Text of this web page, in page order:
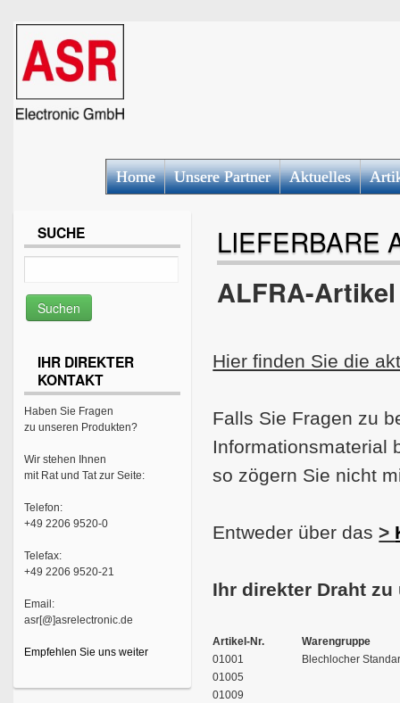
Home Unsere Partner Aktuelles
LIEFERBARE
ALFRA-
Hier finden Sie die
Falls Sie Fragen zu
Informationsmaterial
so zögern Sie nicht
Entweder über das>
Ihr direkter Draht zu
Artikel-Nr.
Warengruppe
01001
Blechlocher
01005
01009
SUCHE
IHR DIREKTER
KONTAKT
Haben Sie Fragen
zu unseren Produkten?
Wir stehen Ihnen
mit Rat und Tat zur Seite:
Telefon:
+49 2206 9520-0
Telefax:
+49 2206 9520-21
Email:
asr[@]asrelectronic.de
Empfehlen Sie uns weiter